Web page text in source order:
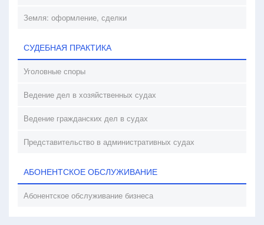
Земля: оформление, сделки
СУДЕБНАЯ ПРАКТИКА
Уголовные споры
Ведение дел в хозяйственных судах
Ведение гражданских дел в судах
Представительство в административных судах
АБОНЕНТСКОЕ ОБСЛУЖИВАНИЕ
Абонентское обслуживание бизнеса